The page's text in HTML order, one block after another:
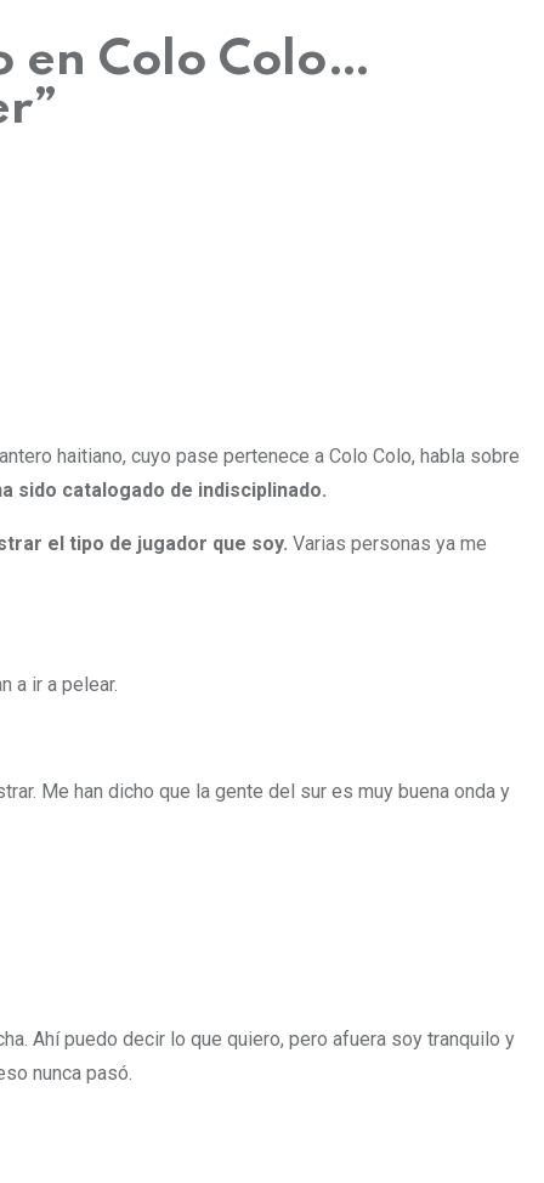
en Colo Colo…
haitiano, cuyo pase pertenece a Colo Colo, habla sobre
sido catalogado de indisciplinado.
el tipo de jugador que soy. Varias personas ya me
a ir a pelear.
Me han dicho que la gente del sur es muy buena onda y
Ahí puedo decir lo que quiero, pero afuera soy tranquilo y
nunca pasó.